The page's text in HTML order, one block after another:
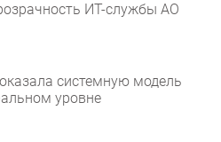
ИТ-службы АО
системную модель
уровне